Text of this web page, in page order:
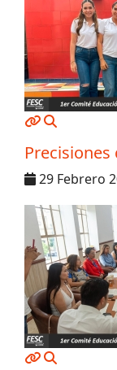
Precisiones
29 Febrero